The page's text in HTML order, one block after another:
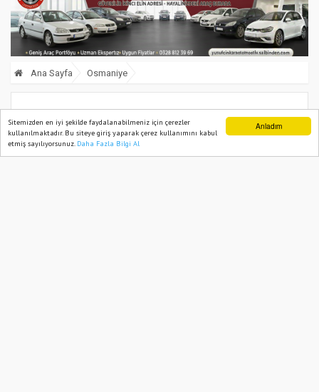
Anladım
Sitemizden en iyi şekilde faydalanabilmeniz için çerezler
kullanılmaktadır. Bu siteye giriş yaparak çerez kullanımını kabul
etmiş sayılıyorsunuz. Daha Fazla Bilgi Al
Ana Sayfa Osmaniye
Osmaniye’de Kurban Bayramı Öncesi
Gıda Denetimleri Sıklaştı
Ana Sayfa Web TV